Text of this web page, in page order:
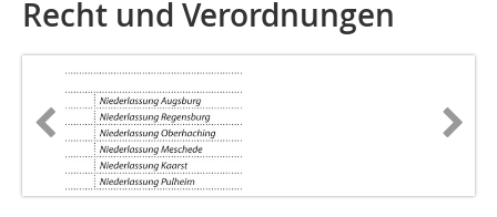
Recht und Verordnungen